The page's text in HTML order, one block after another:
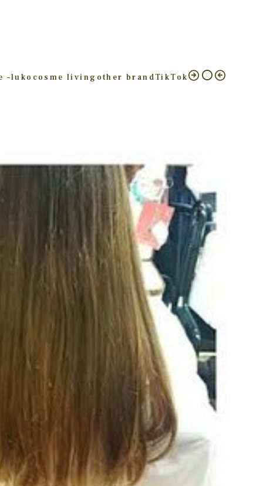
–luko cosme living other brandTikTok